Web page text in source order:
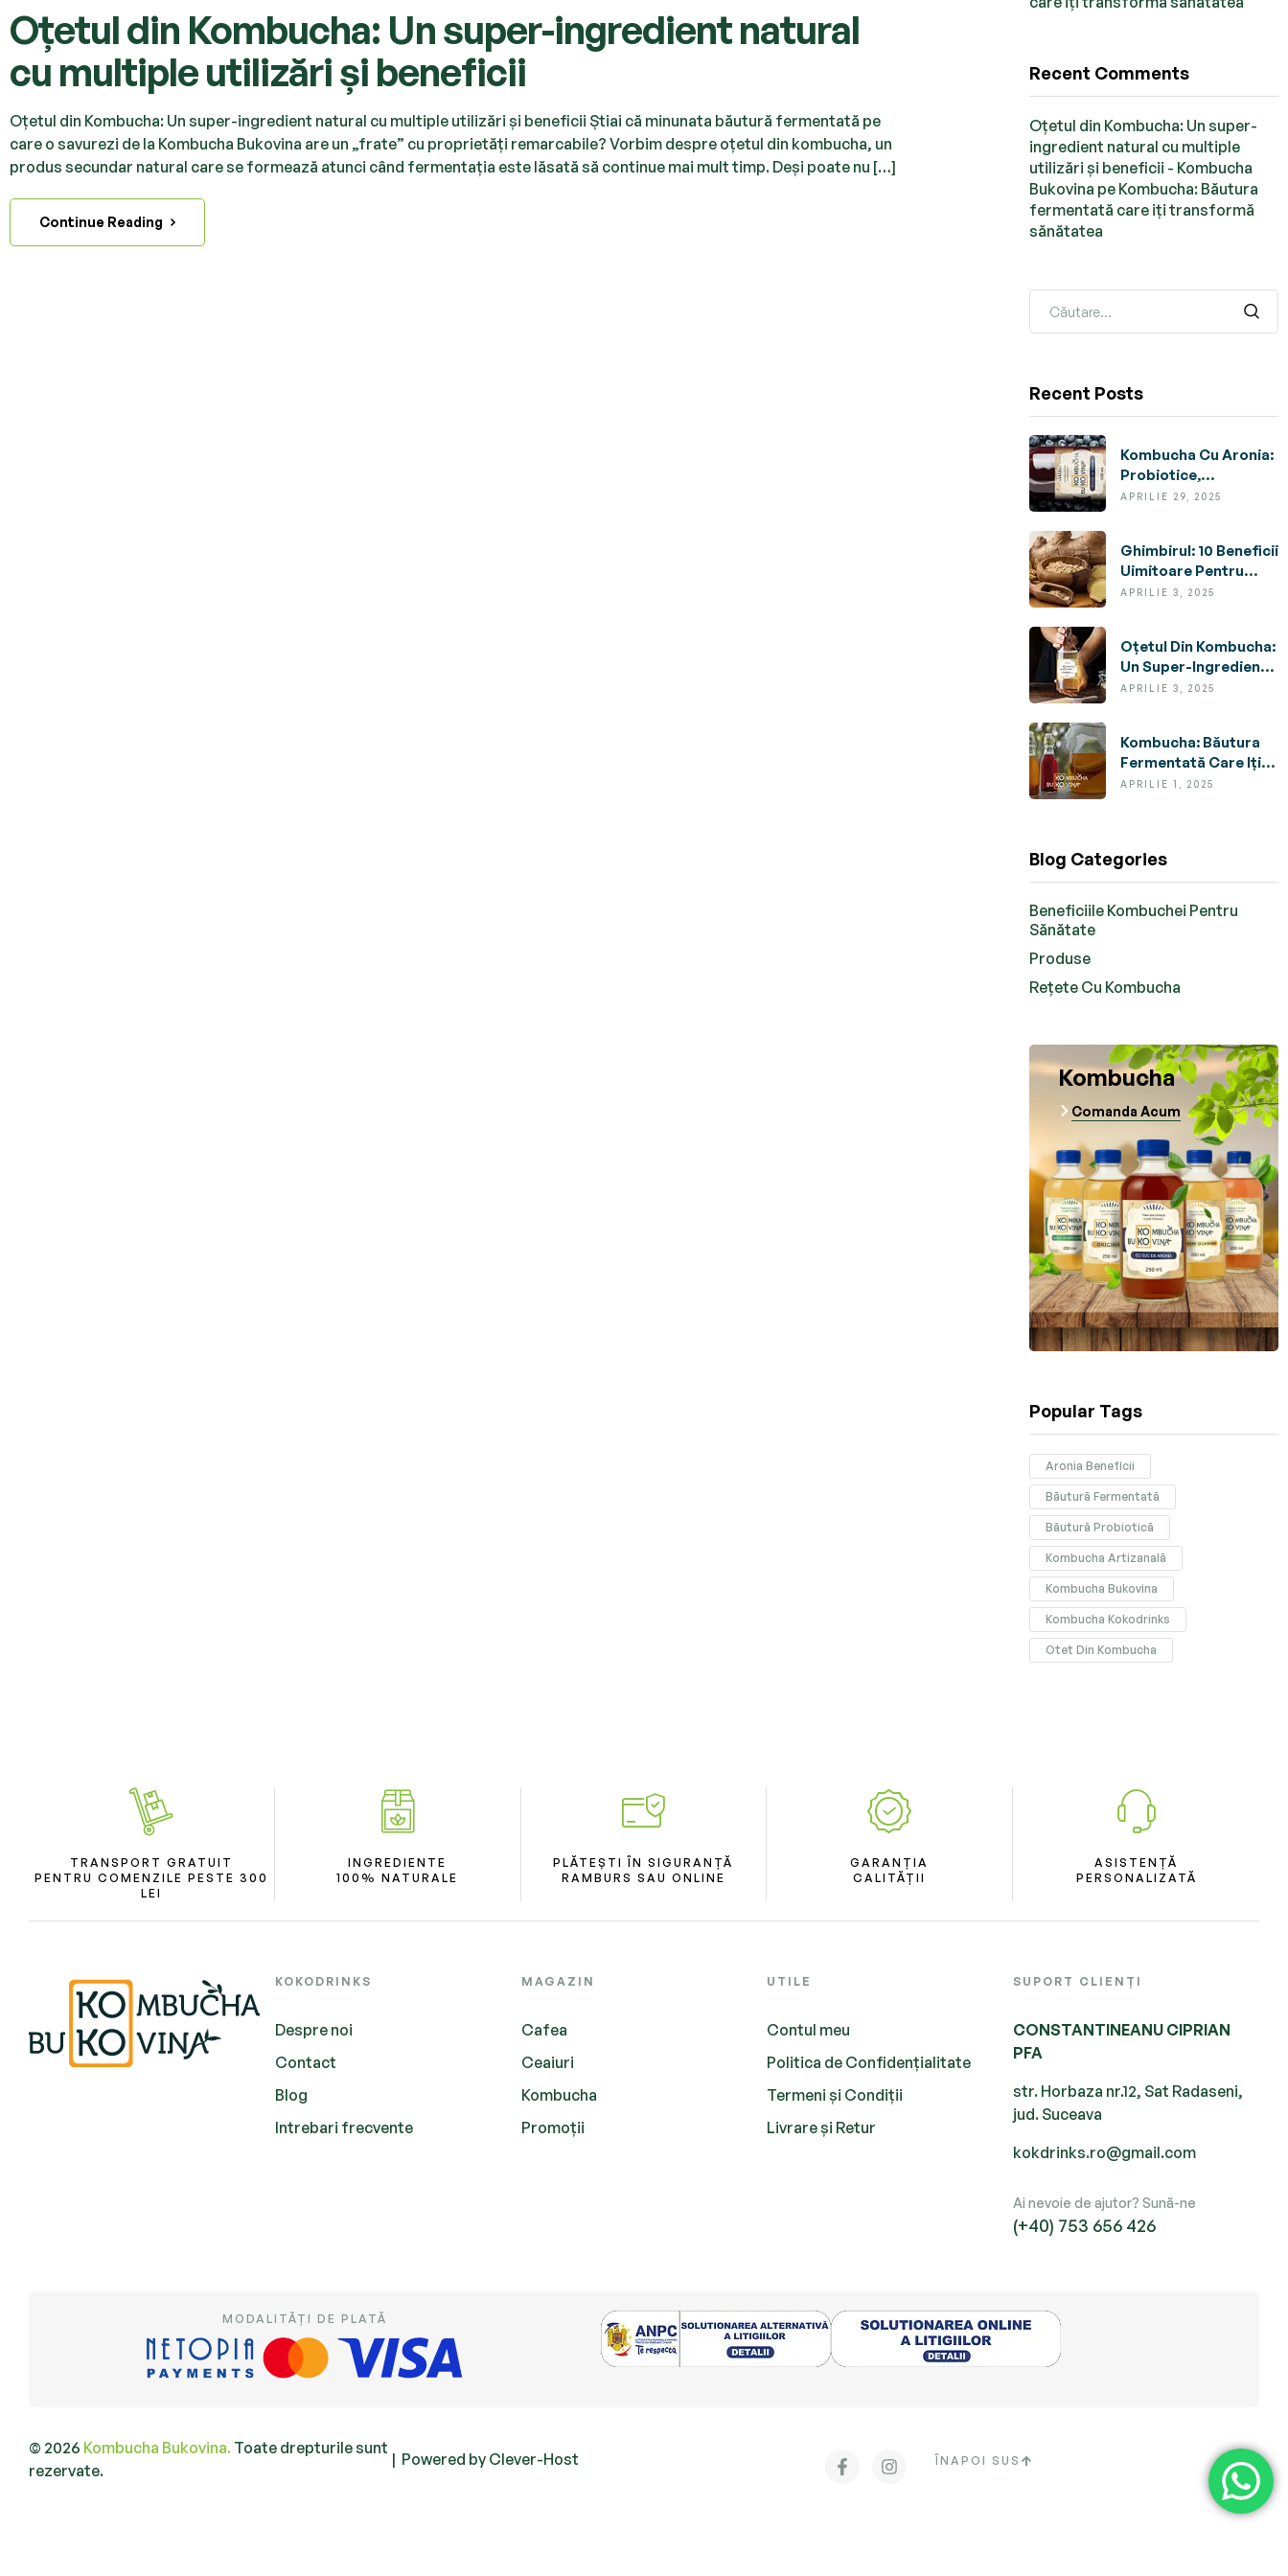
Oțetul din Kombucha: Un super-ingredient natural
cu multiple utilizări și beneficii
Oțetul din Kombucha: Un super-ingredient natural cu multiple utilizări și beneficii Știai că minunata băutură fermentată pe
care o savurezi de la Kombucha Bukovina are un „frate” cu proprietăți remarcabile? Vorbim despre oțetul din kombucha, un
produs secundar natural care se formează atunci când fermentația este lăsată să continue mai mult timp. Deși poate nu […]
Continue Reading
Recent Comments
Oțetul din Kombucha: Un super-
ingredient natural cu multiple
utilizări și beneficii - Kombucha
Bukovina pe Kombucha: Băutura
fermentată care iți transformă
sănătatea
Recent Posts
APRILIE 29, 2025
Kombucha Cu Aronia:
Probiotice,
Antioxidanți Și Un
APRILIE 3, 2025
Ghimbirul: 10 Beneficii
Uimitoare Pentru
Sănătatea Ta
APRILIE 3, 2025
Oțetul Din Kombucha:
Un Super-Ingredient
Natural Cu Multiple
APRILIE 1, 2025
Kombucha: Băutura
Fermentată Care Iți
Transformă
Blog Categories
Beneficiile Kombuchei Pentru
Sănătate
Produse
Rețete Cu Kombucha
Kombucha
Comanda Acum
Popular Tags
Aronia Beneficii
Băutură Fermentată
Băutură Probiotică
Kombucha Artizanală
Kombucha Bukovina
Kombucha Kokodrinks
Otet Din Kombucha
TRANSPORT GRATUIT
PENTRU COMENZILE PESTE 300
LEI
INGREDIENTE
100% NATURALE
PLĂTEȘTI ÎN SIGURANȚĂ
RAMBURS SAU ONLINE
GARANȚIA
CALITĂȚII
ASISTENȚĂ
PERSONALIZATĂ
KOKODRINKS
Despre noi
Contact
Blog
Intrebari frecvente
MAGAZIN
Cafea
Ceaiuri
Kombucha
Promoții
UTILE
Contul meu
Politica de Confidențialitate
Termeni și Condiții
Livrare și Retur
SUPORT CLIENȚI
CONSTANTINEANU CIPRIAN
PFA
str. Horbaza nr.12, Sat Radaseni,
jud. Suceava
kokdrinks.ro@gmail.com
Ai nevoie de ajutor? Sună-ne
(+40) 753 656 426
MODALITĂȚI DE PLATĂ
© 2026 Kombucha Bukovina. Toate drepturile sunt
rezervate.
| Powered by Clever-Host ÎNAPOI SUS